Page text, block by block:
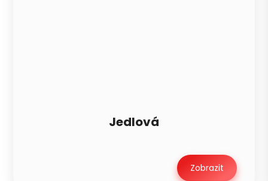
Jedlová
Zobrazit